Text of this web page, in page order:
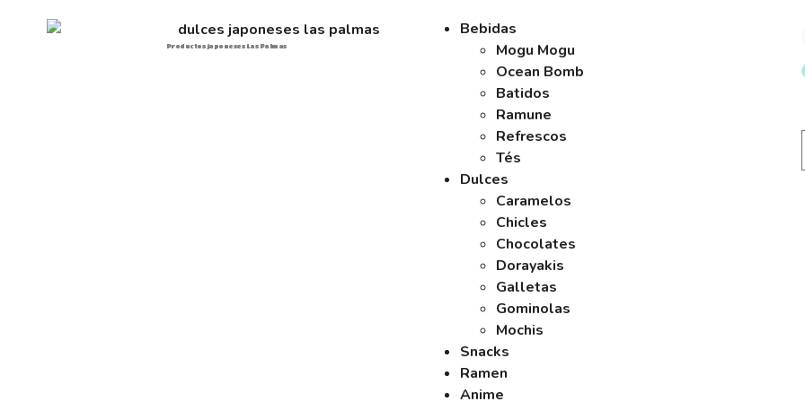
Productos japoneses Las Palmas
Bebidas
Mogu Mogu
Ocean Bomb
Batidos
Ramune
Refrescos
Tés
Dulces
Caramelos
Chicles
Chocolates
Dorayakis
Galletas
Gominolas
Mochis
Snacks
Ramen
Anime